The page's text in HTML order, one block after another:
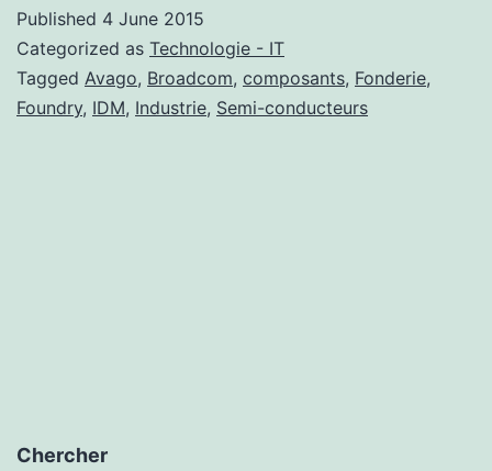
Published 4 June 2015
Categorized as Technologie - IT
Tagged Avago, Broadcom, composants, Fonderie,
Foundry, IDM, Industrie, Semi-conducteurs
Chercher